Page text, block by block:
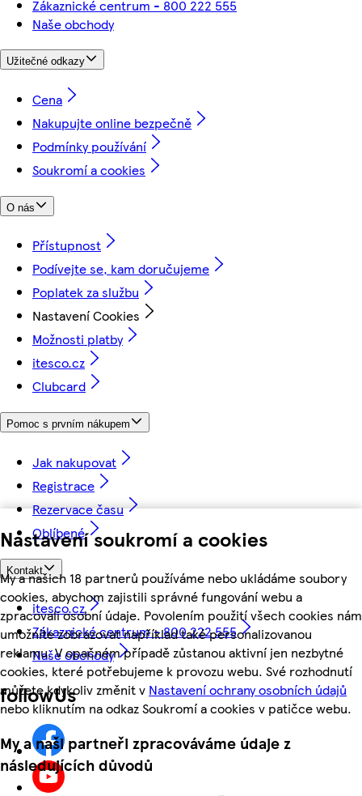
Nastavení soukromí a cookies
My a našich 18 partnerů používáme nebo ukládáme soubory
cookies, abychom zajistili správné fungování webu a
zpracovali osobní údaje. Povolením použití všech cookies nám
umožníte zobrazovat například také personalizovanou
reklamu. V opačném případě zůstanou aktivní jen nezbytné
cookies, které potřebujeme k provozu webu. Své rozhodnutí
můžete kdykoliv změnit v Nastavení ochrany osobních údajů
nebo kliknutím na odkaz Soukromí a cookies v patičce webu.
My a naši partneři zpracováváme údaje z
následujících důvodů
Zákaznické centrum - 800 222 555
Naše obchody
Užitečné odkazy
Cena
Nakupujte online bezpečně
Podmínky používání
Soukromí a cookies
O nás
Přístupnost
Podívejte se, kam doručujeme
Poplatek za službu
Nastavení Cookies
Možnosti platby
itesco.cz
Clubcard
Pomoc s prvním nákupem
Jak nakupovat
Registrace
Rezervace času
Oblíbené
Kontakt
itesco.cz
Zákaznické centrum - 800 222 555
Naše obchody
followUs